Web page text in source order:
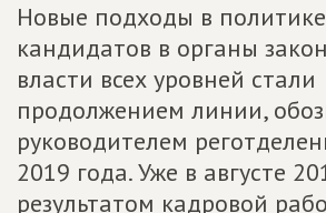
Новые подходы в
кандидатов в органы
власти всех уровней стали
продолжением линии,
руководителем
2019 года. Уже в августе
результатом кадровой